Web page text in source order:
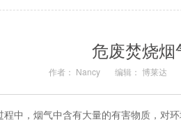
危废焚烧
作者： Nancy 编辑： 博莱达
中，烟气中含有大量的有害物质，对